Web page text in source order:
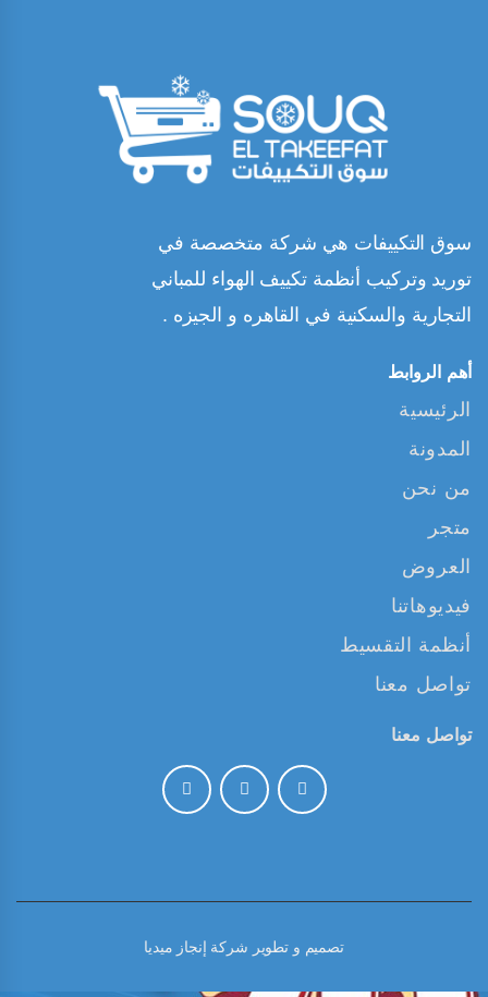
سوق التكييفات هي شركة متخصصة في
توريد وتركيب أنظمة تكييف الهواء للمباني
التجارية والسكنية في القاهره و الجيزه .
أهم الروابط
الرئيسية
المدونة
من نحن
متجر
العروض
فيديوهاتنا
أنظمة التقسيط
تواصل معنا
تواصل معنا
تصميم و تطوير شركة إنجاز ميديا